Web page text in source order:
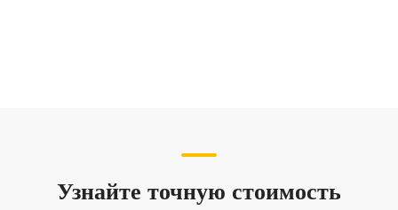
Узнайте точную стоимость